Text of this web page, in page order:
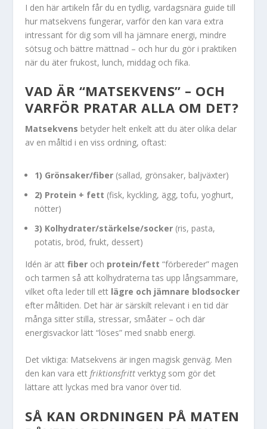
I den här artikeln får du en tydlig, vardagsnära guide till
hur matsekvens fungerar, varför den kan vara extra
intressant för dig som vill ha jämnare energi, mindre
sötsug och bättre mättnad – och hur du gör i praktiken
när du äter frukost, lunch, middag och fika.
VAD ÄR “MATSEKVENS” – OCH
VARFÖR PRATAR ALLA OM DET?
Matsekvens betyder helt enkelt att du äter olika delar
av en måltid i en viss ordning, oftast:
1) Grönsaker/fiber (sallad, grönsaker, baljväxter)
2) Protein + fett (fisk, kyckling, ägg, tofu, yoghurt,
nötter)
3) Kolhydrater/stärkelse/socker (ris, pasta,
potatis, bröd, frukt, dessert)
Idén är attfiber och protein/fett “förbereder” magen
och tarmen så att kolhydraterna tas upp långsammare,
vilket ofta leder till ett lägre och jämnare blodsocker
efter måltiden. Det här är särskilt relevant i en tid där
många sitter stilla, stressar, småäter – och där
energisvackor lätt “löses” med snabb energi.
Det viktiga: Matsekvens är ingen magisk genväg. Men
den kan vara ettfriktionsfritt verktyg som gör det
lättare att lyckas med bra vanor över tid.
SÅ KAN ORDNINGEN PÅ MATEN